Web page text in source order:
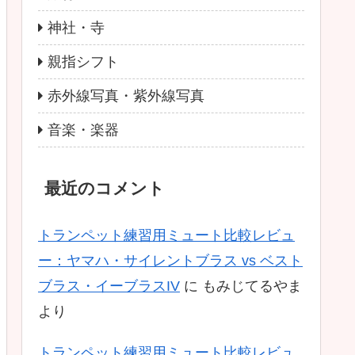
神社・寺
親指シフト
赤外線写真・紫外線写真
音楽・楽器
最近のコメント
トランペット練習用ミュート比較レビュ
ー：ヤマハ・サイレントブラス vs ベスト
ブラス・イーブラスIV に もみじてるやま
より